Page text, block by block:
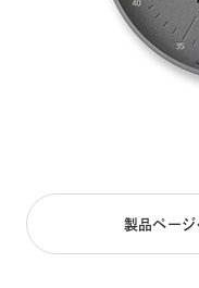
製品ページ